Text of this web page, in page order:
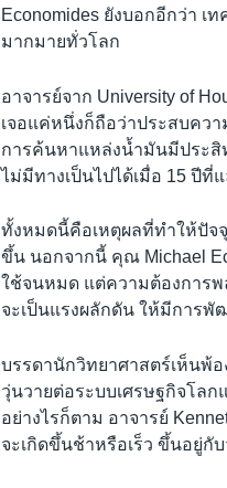
Economides ยังบอกอีกว่า
มากมายทั่วโลก
อาจารย์จาก University of
เจอแค่หนึ่งก็ถือว่าประสบควา
การค้นหาแหล่งน้ำมันมีประสิ
ไม่มีทางเป็นไปได้เมื่อ 15 ปีที่
ทั้งหมดนี้คือเหตุผลที่ทำให้ปั
ขึ้น นอกจากนี้ คุณ Michael
ใช้จนหมด แต่ความต้องการพ
จะเป็นแรงผลักดัน ให้มีการพั
บรรดานักวิทยาศาสตร์เห็นพ้
วุ่นวายต่อระบบเศรษฐกิจโลก
อย่างไรก็ตาม อาจารย์
จะเกิดขึ้นช้าหรือเร็ว ขึ้นอยู่กั